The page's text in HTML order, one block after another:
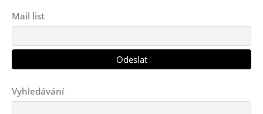
Mail list
Vyhledávání